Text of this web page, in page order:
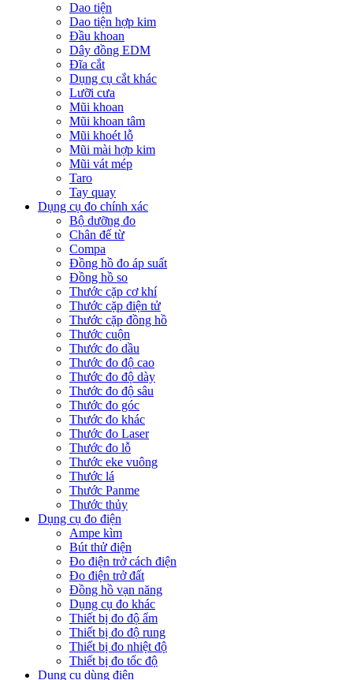
Dao tiện
Dao tiện hợp kim
Đầu khoan
Dây đồng EDM
Đĩa cắt
Dụng cụ cắt khác
Lưỡi cưa
Mũi khoan
Mũi khoan tâm
Mũi khoét lỗ
Mũi mài hợp kim
Mũi vát mép
Taro
Tay quay
Dụng cụ đo chính xác
Bộ dưỡng đo
Chân đế từ
Compa
Đồng hồ đo áp suất
Đồng hồ so
Thước cặp cơ khí
Thước cặp điện tử
Thước cặp đồng hồ
Thước cuộn
Thước đo dầu
Thước đo độ cao
Thước đo độ dày
Thước đo độ sâu
Thước đo góc
Thước đo khác
Thước đo Laser
Thước đo lỗ
Thước eke vuông
Thước lá
Thước Panme
Thước thủy
Dụng cụ đo điện
Ampe kìm
Bút thử điện
Đo điện trở cách điện
Đo điện trở đất
Đồng hồ vạn năng
Dụng cụ đo khác
Thiết bị đo độ ẩm
Thiết bị đo độ rung
Thiết bị đo nhiệt độ
Thiết bị đo tốc độ
Dụng cụ dùng điện